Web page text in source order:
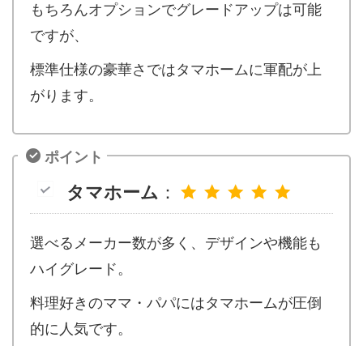
もちろんオプションでグレードアップは可能
ですが、
標準仕様の豪華さではタマホームに軍配が上
がります。
ポイント
タマホーム ：
選べるメーカー数が多く、デザインや機能も
ハイグレード。
料理好きのママ・パパにはタマホームが圧倒
的に人気です。